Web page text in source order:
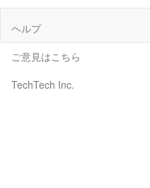
ヘルプ
ご意見はこちら
TechTech Inc.